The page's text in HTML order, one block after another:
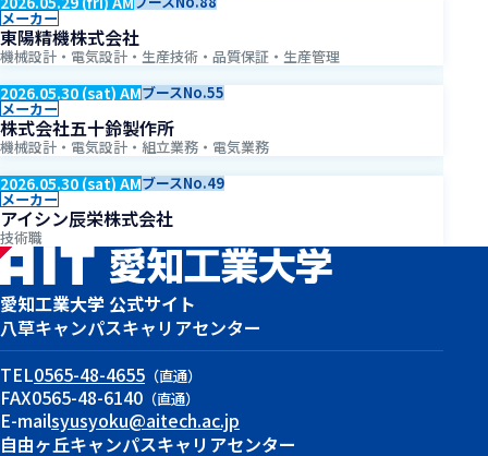
メーカー
東陽精機株式会社
機械設計・電気設計・生産技術・品質保証・生産管理
2026.05.30 (sat) AMブースNo.55
メーカー
株式会社五十鈴製作所
機械設計・電気設計・組立業務・電気業務
2026.05.30 (sat) AMブースNo.49
メーカー
アイシン辰栄株式会社
技術職
愛知工業大学 公式サイト
八草キャンパスキャリアセンター
TEL0565-48-4655 （直通）
FAX0565-48-6140 （直通）
E-mailsyusyoku@aitech.ac.jp
自由ヶ丘キャンパスキャリアセンター